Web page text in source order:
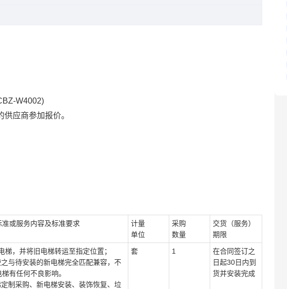
W4002)
应商参加报价。
或服务内容及标准要求
计量
单位
采购
数量
交货（服务）
期限
梯，并将旧电梯转运至指定位置；
与待安装的新电梯完全匹配兼容，不
有任何不良影响。
制采购、新电梯安装、装饰恢复、垃
套 1
在合同签订之
日起30日内到
货并安装完成